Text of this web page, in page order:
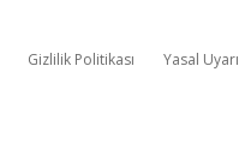
Gizlilik Politikası Yasal Uyarı